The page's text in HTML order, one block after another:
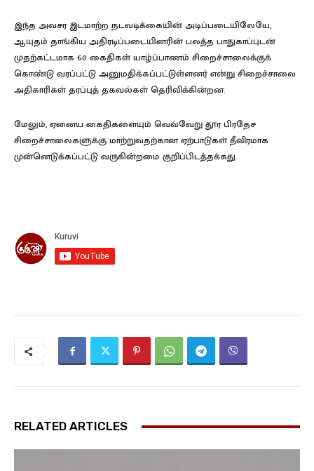
இந்த அவசர இடமாற்ற நடவடிக்கையின் அடிப்படையிலேயே,
ஆயுதம் தாங்கிய அதிரடிப்படையினரின் பலத்த பாதுகாப்புடன்
முதற்கட்டமாக 60 கைதிகள் யாழ்ப்பாணம் சிறைச்சாலைக்குக்
கொண்டு வரப்பட்டு அனுமதிக்கப்பட்டுள்ளனர் என்று சிறைச்சாலை
அதிகாரிகள் தரப்புத் தகவல்கள் தெரிவிக்கின்றன.
மேலும், ஏனைய கைதிகளையும் வெவ்வேறு தூர பிரதேச
சிறைச்சாலைகளுக்கு மாற்றுவதற்கான ஏற்பாடுகள் தீவிரமாக
முன்னெடுக்கப்பட்டு வருகின்றமை குறிப்பிடத்தக்கது.
RELATED ARTICLES